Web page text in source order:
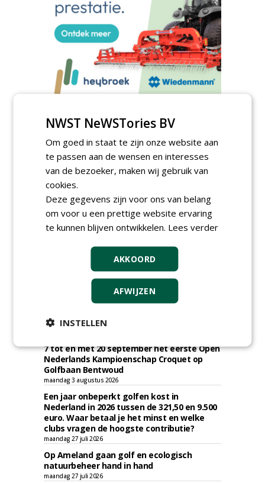
TENDERS
Sportbedrijf Rotterdam gunt semi
organische meststoffen aan Van Iperen.
zondag 17 mei 2026
Gemeente Gooise Meren gunt Golfbaan
Naarderbos aan Hollandsche Golfbaan
Exploitatiemaatschappij.
KNIPSELS
7 tot en met 20 september het eerste Open
Nederlands Kampioenschap Croquet op
Golfbaan Bentwoud
maandag 3 augustus 2026
Een jaar onbeperkt golfen kost in
Nederland in 2026 tussen de 321,50 en 9.500
euro. Waar betaal je het minst en welke
clubs vragen de hoogste contributie?
maandag 27 juli 2026
Op Ameland gaan golf en ecologisch
natuurbeheer hand in hand
maandag 27 juli 2026
NWST NeWSTories BV
Om goed in staat te zijn onze website aan
te passen aan de wensen en interesses
van de bezoeker, maken wij gebruik van
cookies.
Deze gegevens zijn voor ons van belang
om voor u een prettige website ervaring
te kunnen blijven ontwikkelen. Lees verder
AKKOORD
AFWIJZEN
INSTELLEN